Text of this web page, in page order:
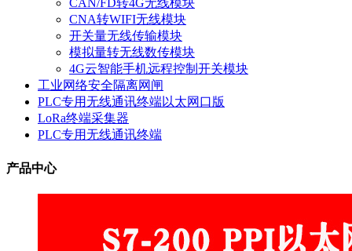
CAN/FD转4G无线模块
CNA转WIFI无线模块
开关量无线传输模块
模拟量转无线数传模块
4G云智能手机远程控制开关模块
工业网络安全隔离网闸
PLC专用无线通讯终端以太网口版
LoRa终端采集器
PLC专用无线通讯终端
产品中心